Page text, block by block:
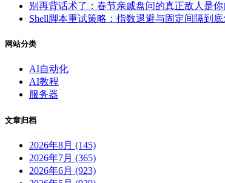
别再背话术了：春节亲戚盘问的真正敌人是
Shell脚本重试策略：指数退避与固定间隔到
网站分类
AI自动化
AI教程
服务器
文章归档
2026年8月 (145)
2026年7月 (365)
2026年6月 (923)